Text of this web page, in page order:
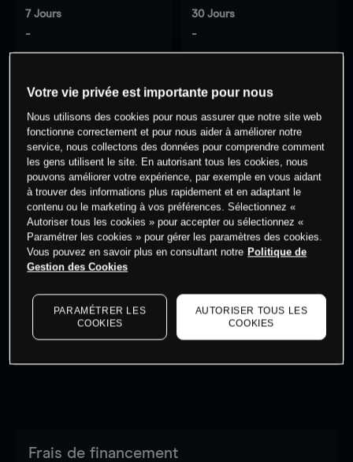
7 Jours
-
30 Jours
-
0 % des clients ont une position à
cet actif
Commencez à trader
dernières données du marché.Log into see latest
market data
Frais de financement
Votre vie privée est importante pour nous
Nous utilisons des cookies pour nous assurer que notre site web
fonctionne correctement et pour nous aider à améliorer notre
service, nous collectons des données pour comprendre comment
les gens utilisent le site. En autorisant tous les cookies, nous
pouvons améliorer votre expérience, par exemple en vous aidant
à trouver des informations plus rapidement et en adaptant le
contenu ou le marketing à vos préférences. Sélectionnez «
Autoriser tous les cookies » pour accepter ou sélectionnez «
Paramétrer les cookies » pour gérer les paramètres des cookies.
Vous pouvez en savoir plus en consultant notre Politique de
Gestion des Cookies
PARAMÉTRER LES
COOKIES
AUTORISER TOUS LES
COOKIES